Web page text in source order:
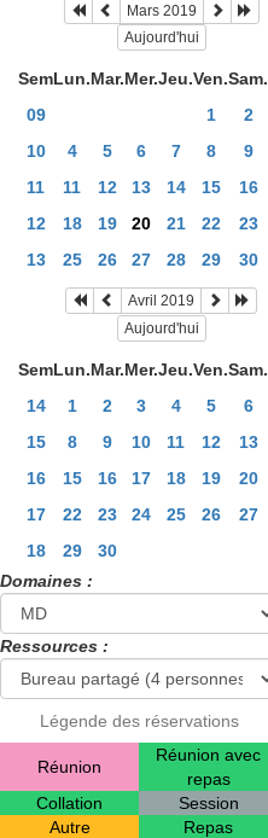
Mars 2019
Aujourd'hui
SemLun.Mar.Mer.Jeu.Ven.Sam.
09
1 2
10
4 5 6 7 8 9
11
11 12 13 14 15 16
12
18 19 20 21 22 23
13
25 26 27 28 29 30
Avril 2019
Aujourd'hui
SemLun.Mar.Mer.Jeu.Ven.Sam.
14
1 2 3 4 5 6
15
8 9 10 11 12 13
16
15 16 17 18 19 20
17
22 23 24 25 26 27
18
29
30
Domaines :
Ressources :
Légende des réservations
Réunion
Réunion avec
repas
Collation
Session
Autre
Repas